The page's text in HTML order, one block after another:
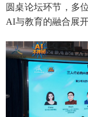
圆桌论坛环节，多
AI与教育的融合展